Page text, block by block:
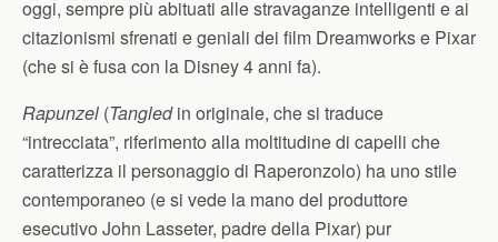
oggi, sempre più abituati alle stravaganze intelligenti e ai
citazionismi sfrenati e geniali dei film Dreamworks e Pixar
(che si è fusa con la Disney 4 anni fa).
Rapunzel (Tangledin originale, che si traduce
“intrecciata”, riferimento alla moltitudine di capelli che
caratterizza il personaggio di Raperonzolo) ha uno stile
contemporaneo (e si vede la mano del produttore
esecutivo John Lasseter, padre della Pixar) pur